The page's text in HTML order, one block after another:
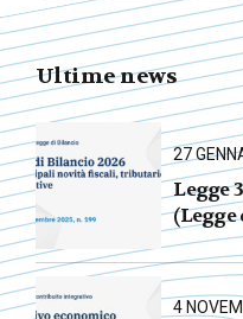
Ultime news
27
Legge
(Legge
fiscali,
le
4